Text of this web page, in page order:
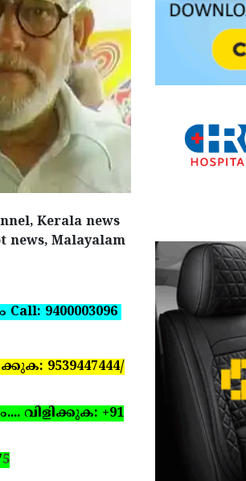
Kerala news
news, Malayalam
9400003096
9539447444/
വിളിക്കുക: +91
5